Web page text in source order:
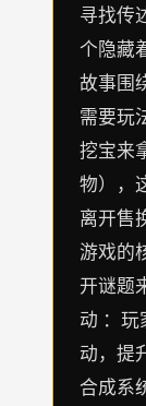
寻找传
个隐藏
故事围
需要玩
挖宝来
物），
离开售
游戏的
开谜题
动 ：
动，提
合成系